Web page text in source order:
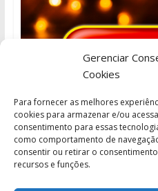
Gerenciar
Cookies
Para fornecer as melhores
cookies para armazenar e/ou
consentimento para essas
como comportamento de
consentir ou retirar o
recursos e funções.